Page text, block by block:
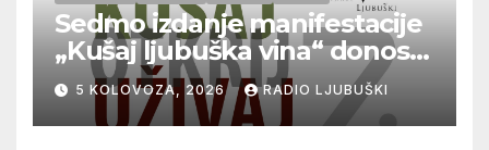
Sedmo izdanje manifestacije
„Kušaj ljubuška vina“ donosi
vrhunska vina, gastronomiju i
glazbu
5 KOLOVOZA, 2026 RADIO LJUBUŠKI